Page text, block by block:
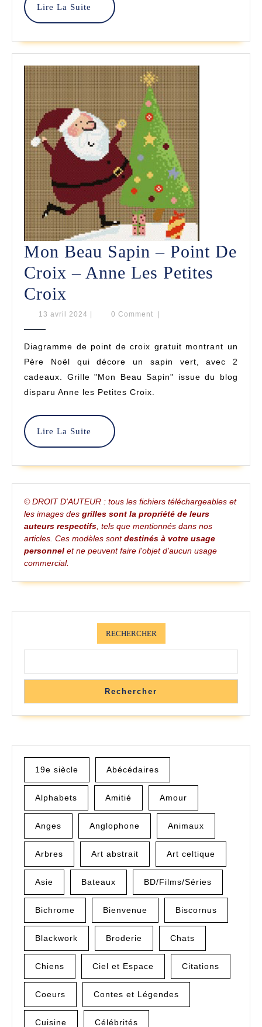
–
Les
Petites
Croix
Lire La Suite
Lire
La
Mon Beau Sapin – Point De
Croix – Anne Les Petites
Croix
Beau
–
Point
De
Croix
–
Anne
Les
Petites
Croix
13 avril 2024 13
0 Comment
Diagramme de point de croix gratuit montrant un
Père Noël qui décore un sapin vert, avec 2
cadeaux. Grille "Mon Beau Sapin" issue du blog
disparu Anne les Petites Croix.
Lire La Suite
Lire
La
© DROIT D'AUTEUR : tous les fichiers téléchargeables et
les images des grilles sont la propriété de leurs
auteurs respectifs, tels que mentionnés dans nos
articles. Ces modèles sontdestinés à votre usage
personnel et ne peuvent faire l'objet d'aucun usage
commercial.
RECHERCHER
Rechercher
19e siècle Abécédaires
Alphabets Amitié Amour
Anges Anglophone Animaux
Arbres Art abstrait Art celtique
Asie Bateaux BD/Films/Séries
Bichrome Bienvenue Biscornus
Blackwork Broderie Chats
Chiens Ciel et Espace Citations
Coeurs Contes et Légendes
Cuisine Célébrités